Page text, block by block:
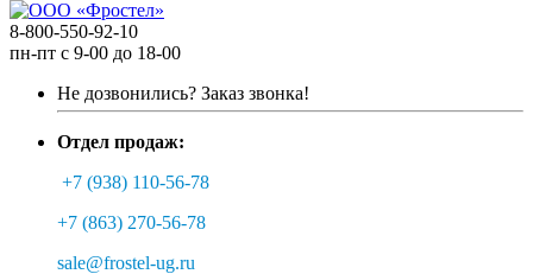
8-800-550-92-10
пн-пт с 9-00 до 18-00
Не дозвонились? Заказ звонка!
Отдел продаж:
+7 (938) 110-56-78
+7 (863) 270-56-78
sale@frostel-ug.ru